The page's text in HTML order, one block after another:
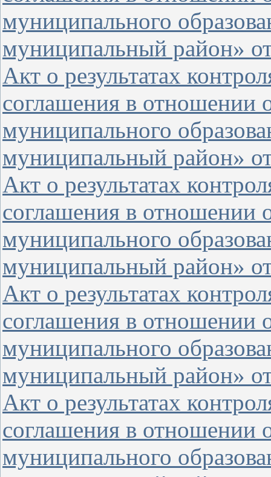
муниципального
муниципальный район»
Акт о результатах
соглашения в отношении
муниципального
муниципальный район»
Акт о результатах
соглашения в отношении
муниципального
муниципальный район»
Акт о результатах
соглашения в отношении
муниципального
муниципальный район»
Акт о результатах
соглашения в отношении
муниципального